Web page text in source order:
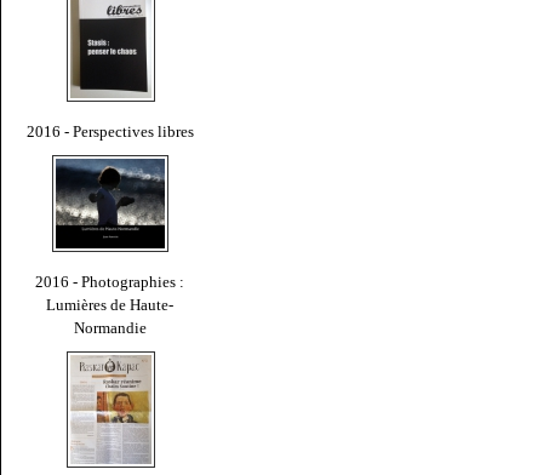
2016 - Perspectives libres
2016 - Photographies :
Lumières de Haute-
Normandie